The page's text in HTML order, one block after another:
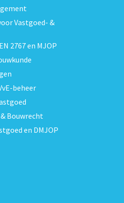
Vastgoed- &
2767 en MJOP
beheer
Bouwrecht
en DMJOP